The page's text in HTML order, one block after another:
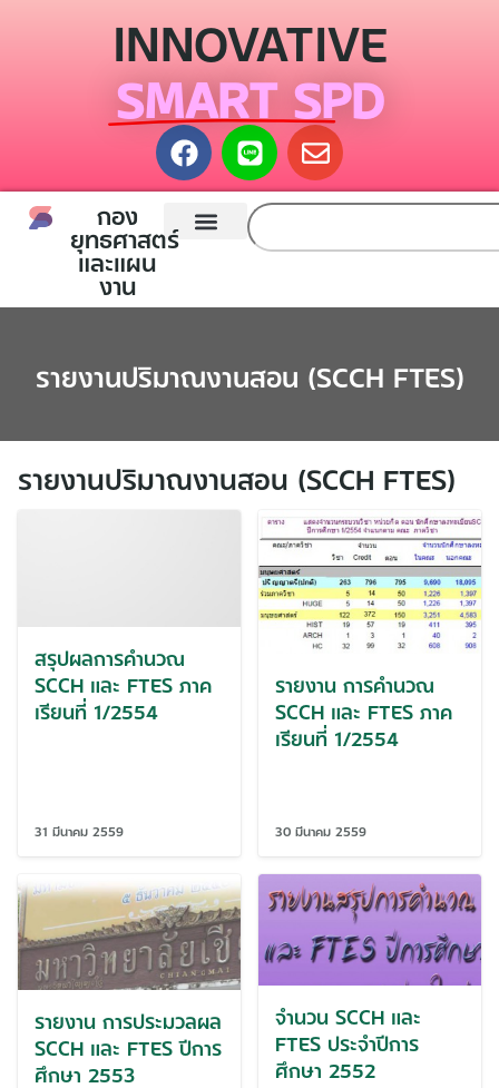
INNOVATIVE
SMART SPD
กอง
ยุทธศาสตร์
และแผน
งาน
รายงานปริมาณงานสอน (SCCH FTES)
รายงานปริมาณงานสอน (SCCH FTES)
สรุปผลการคำนวณ
SCCH และ FTES ภาค
เรียนที่ 1/2554
31 มีนาคม 2559
รายงาน การคำนวณ
SCCH และ FTES ภาค
เรียนที่ 1/2554
30 มีนาคม 2559
รายงาน การประมวลผล
SCCH และ FTES ปีการ
ศึกษา 2553
จำนวน SCCH และ
FTES ประจำปีการ
ศึกษา 2552